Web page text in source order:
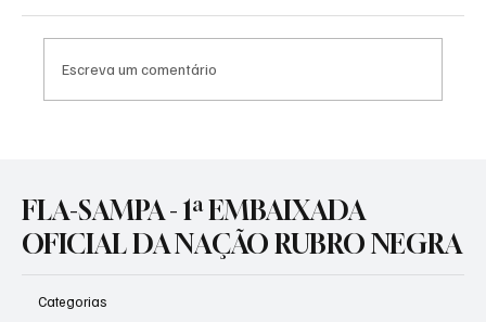
Escreva um comentário
FLA-SAMPA - 1ª EMBAIXADA
OFICIAL DA NAÇÃO RUBRO NEGRA
Categorias